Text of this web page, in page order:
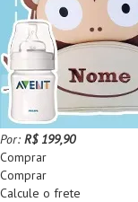
Por: R$ 199,90
Comprar
Comprar
Calcule o frete